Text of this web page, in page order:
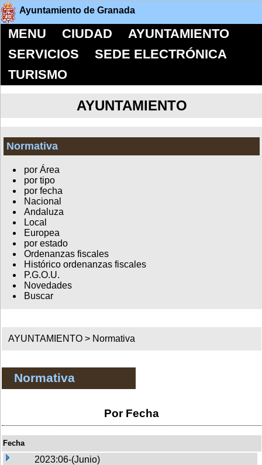
Ayuntamiento de Granada
MENU CIUDAD
AYUNTAMIENTO
SERVICIOS
SEDE ELECTRÓNICA
TURISMO
AYUNTAMIENTO
Normativa
por Área
por tipo
por fecha
Nacional
Andaluza
Local
Europea
por estado
Ordenanzas fiscales
Histórico ordenanzas fiscales
P.G.O.U.
Novedades
Buscar
AYUNTAMIENTO > Normativa
Normativa
Por Fecha
Fecha
2023:06-(Junio)